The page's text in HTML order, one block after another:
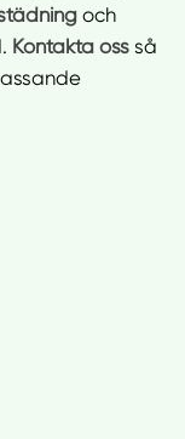
och
Kontakta oss så